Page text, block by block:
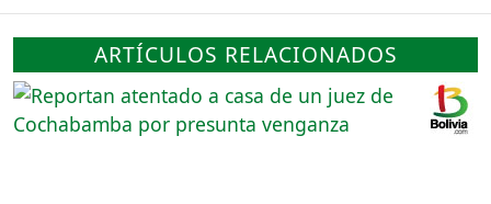
ARTÍCULOS RELACIONADOS